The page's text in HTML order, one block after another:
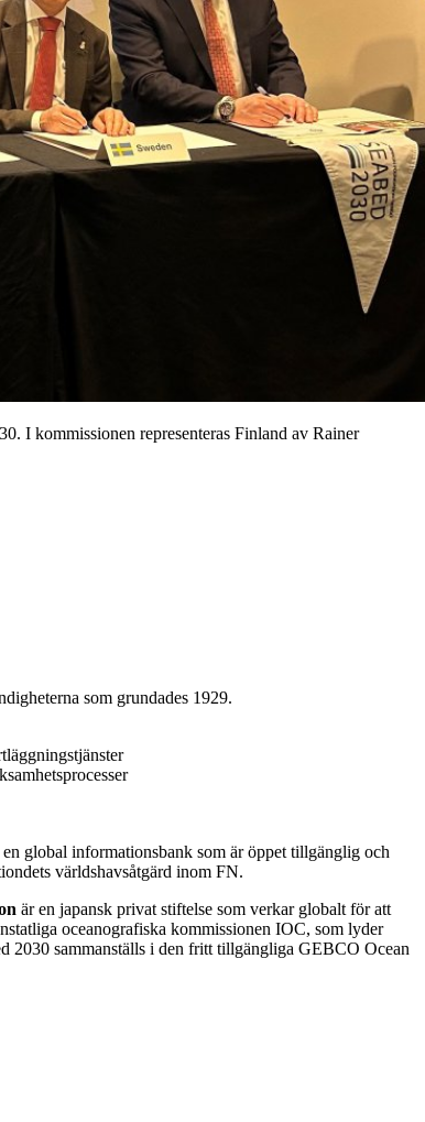
I kommissionen representeras Finland av Rainer
som grundades 1929.
global informationsbank som är öppet tillgänglig och
världshavsåtgärd inom FN.
är en japansk privat stiftelse som verkar globalt för att
oceanografiska kommissionen IOC, som lyder
2030 sammanställs i den fritt tillgängliga GEBCO Ocean